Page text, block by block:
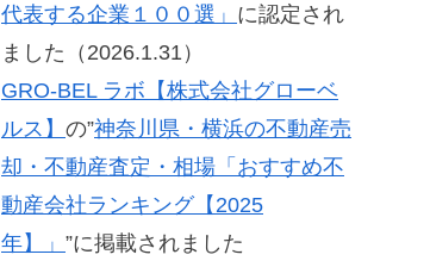
代表する企業１００選」 に認定され
ました（2026.1.31）
GRO-BEL ラボ【株式会社グローベ
ルス】 の”神奈川県・横浜の不動産売
却・不動産査定・相場「おすすめ不
動産会社ランキング【2025
年】」 ”に掲載されました